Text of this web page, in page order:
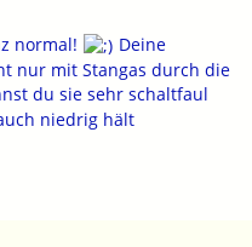
normal!
Deine
nur mit Stangas durch die
du sie sehr schaltfaul
niedrig hält